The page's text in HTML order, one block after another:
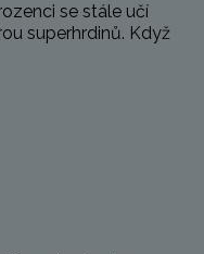
se stále učí
superhrdinů. Když